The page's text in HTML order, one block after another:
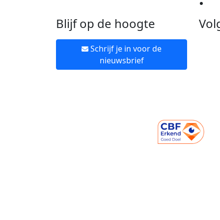
Blijf op de hoogte
Schrijf je in voor de
nieuwsbrief